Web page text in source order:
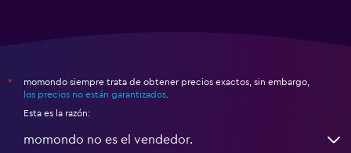
*
momondo siempre trata de obtener precios exactos, sin embargo,
los precios no están garantizados
Esta es la razón:
momondo no es el vendedor.